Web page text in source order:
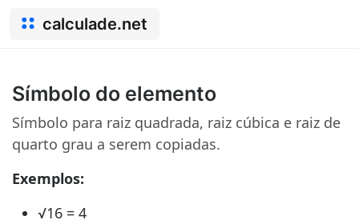
calculade.net
Símbolo do elemento
Símbolo para raiz quadrada, raiz cúbica e raiz de
quarto grau a serem copiadas.
Exemplos:
√16 = 4